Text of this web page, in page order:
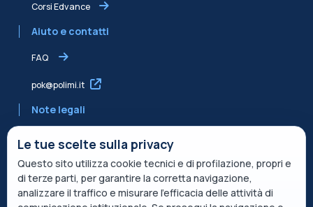
Corsi Edvance
Aiuto e contatti
FAQ
pok@polimi.it
Note legali
Informativa condivisa Edvance per il trattamento dei dati
Termini di servizio
Le tue scelte sulla privacy
Questo sito utilizza cookie tecnici e di profilazione, propri e
di terze parti, per garantire la corretta navigazione,
analizzare il traffico e misurare l’efficacia delle attività di